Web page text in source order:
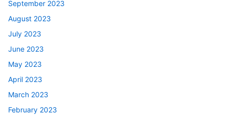
September 2023
August 2023
July 2023
June 2023
May 2023
April 2023
March 2023
February 2023